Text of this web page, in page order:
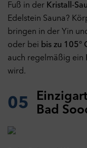
Fuß in der Kristall-
Edelstein Sauna?
bringen in der Yin
oder bei bis zu 105°
auch regelmäßig ein
wird.
05
Bad